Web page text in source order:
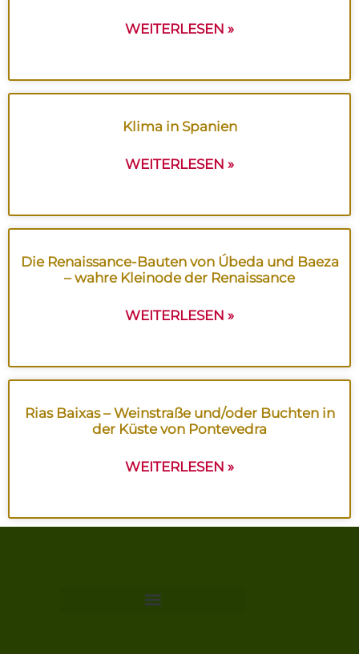
WEITERLESEN »
Klima in Spanien
WEITERLESEN »
Die Renaissance-Bauten von Úbeda und Baeza
– wahre Kleinode der Renaissance
WEITERLESEN »
Rias Baixas – Weinstraße und/oder Buchten in
der Küste von Pontevedra
WEITERLESEN »